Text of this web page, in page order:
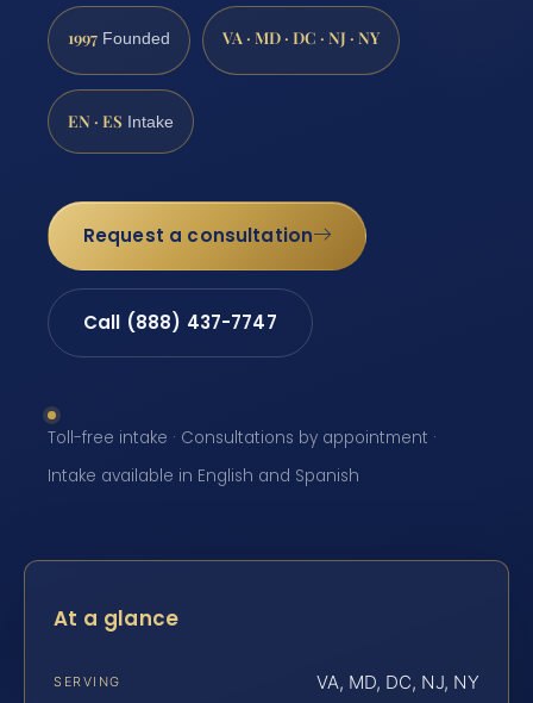
1997 Founded VA · MD · DC · NJ · NY
EN · ES Intake
Request a consultation
Call (888) 437-7747
Toll-free intake · Consultations by appointment ·
Intake available in English and Spanish
At a glance
SERVING VA, MD, DC, NJ, NY